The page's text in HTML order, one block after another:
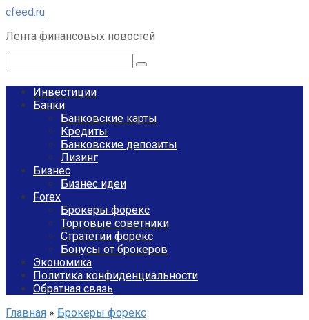
Перейти
контенту
cfeed.ru
Лента финансовых новостей
Инвестиции
Банки
Банковские карты
Кредиты
Банковские депозиты
Лизинг
Бизнес
Бизнес идеи
Forex
Брокеры форекс
Торговые советники
Стратегии форекс
Бонусы от брокеров
Экономика
Политика конфиденциальности
Обратная связь
Главная » Брокеры форекс